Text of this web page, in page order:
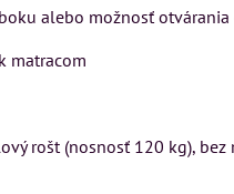
alebo možnosť
matracom
rošt (nosnosť 120 kg), bez